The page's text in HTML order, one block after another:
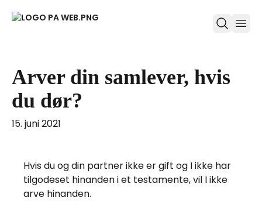
open
Arver din samlever, hvis
du dør?
15. juni 2021
Hvis du og din partner ikke er gift og I ikke har
tilgodeset hinanden i et testamente, vil I ikke
arve hinanden.